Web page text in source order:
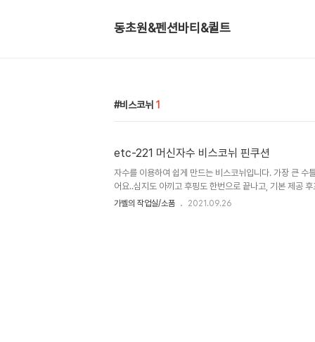
동초원&펜션바티&퀼트
비스코뉘 1
etc-221 머신자수 비스코뉘 핀쿠션
자수를 이용하여 쉽게 만드는 비스코뉘입니다. 가장 큰 수
어요..심지도 아끼고 후핑도 한번으로 끝나고, 기본 제공
지만 한번에 놓을 수 있어서 구입하길 잘 했다 생각해요. 사
라 머신 자수는 포기 하고 살았는데 버니나 770qe 를 만
가벨의 작업실/소품 2021.09.26